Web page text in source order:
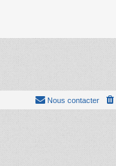
Nous contacter